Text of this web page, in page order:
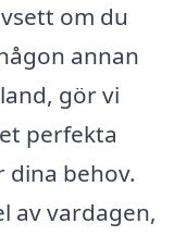
om du
annan
gör vi
perfekta
behov.
av vardagen,